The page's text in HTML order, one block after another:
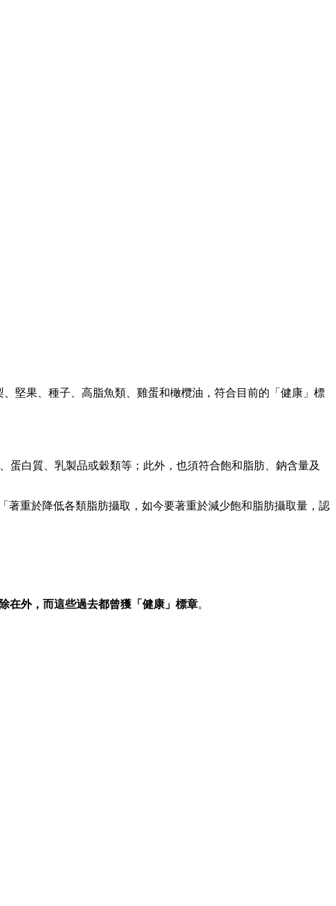
、堅果、種子、高脂魚類、雞蛋和橄欖油，符合目前的「健康」標
白質、乳製品或穀類等；此外，也須符合飽和脂肪、鈉含量及
著重於降低各類脂肪攝取，如今要著重於減少飽和脂肪攝取量，認
在外，而這些過去都曾獲「健康」標章。